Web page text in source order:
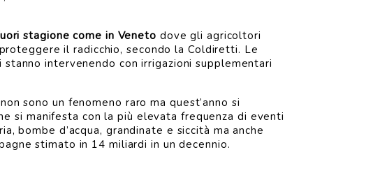
stagione come in Veneto dove gli agricoltori
il radicchio, secondo la Coldiretti. Le
intervenendo con irrigazioni supplementari
sono un fenomeno raro ma quest’anno si
si manifesta con la più elevata frequenza di eventi
bombe d’acqua, grandinate e siccità ma anche
stimato in 14 miliardi in un decennio.